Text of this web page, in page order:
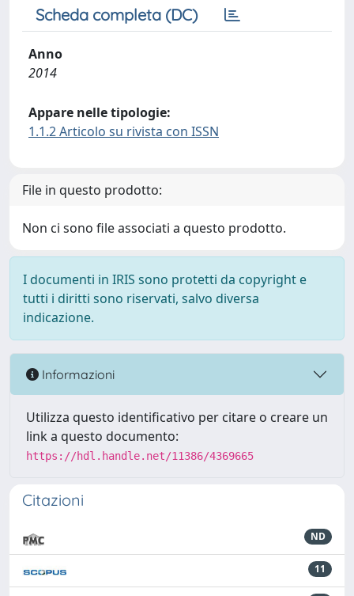
Scheda completa (DC)
Anno
2014
Appare nelle tipologie:
1.1.2 Articolo su rivista con ISSN
File in questo prodotto:
Non ci sono file associati a questo prodotto.
I documenti in IRIS sono protetti da copyright e
tutti i diritti sono riservati, salvo diversa
indicazione.
Informazioni
Utilizza questo identificativo per citare o creare un
link a questo documento:
https://hdl.handle.net/11386/4369665
Citazioni
ND
11